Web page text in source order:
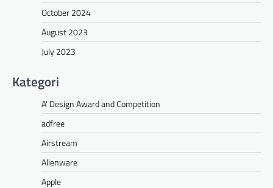
October 2024
August 2023
July 2023
Kategori
A' Design Award and Competition
adfree
Airstream
Alienware
Apple